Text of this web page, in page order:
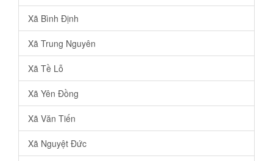
Xã Bình Định
Xã Trung Nguyên
Xã Tề Lỗ
Xã Yên Đồng
Xã Văn Tiến
Xã Nguyệt Đức